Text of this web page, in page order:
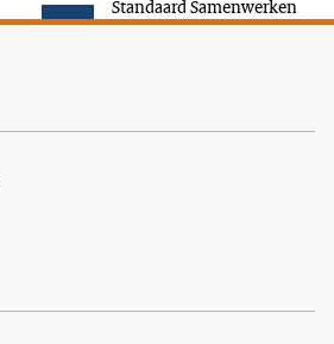
Standaard Samenwerken